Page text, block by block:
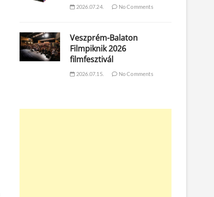
2026.07.24. No Comments
Veszprém-Balaton
Filmpiknik 2026
filmfesztivál
2026.07.15. No Comments